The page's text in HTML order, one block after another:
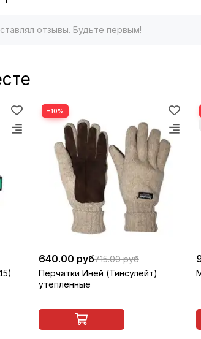
отзывы. Будьте первым!
−10%
640.00 руб715.00 руб
Перчатки Иней (Тинсулейт)
утепленные